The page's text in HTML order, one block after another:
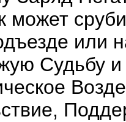
может
или
Судьбу и